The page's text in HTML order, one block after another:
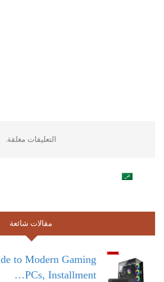
التعليقات مغلقة.
مقالات شائعة
to Modern Gaming
PCs, Installment…